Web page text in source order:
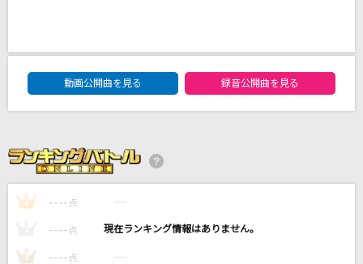
夏色花火
Snow Man
Again
DAM★ともボーカルエントリーランキング
動画公開曲を見る
録音公開曲を見る
1 ---- 点 ----
---- 点 ----
3 ---- 点 ----